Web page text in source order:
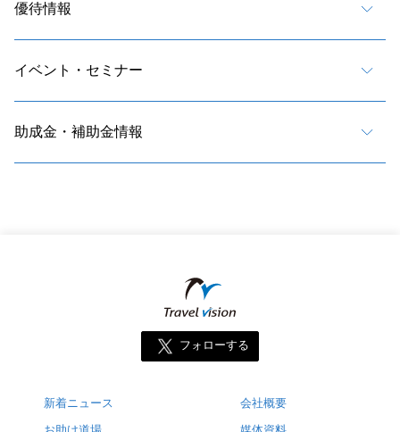
優待情報
イベント・セミナー
助成金・補助金情報
フォローする
新着ニュース
会社概要